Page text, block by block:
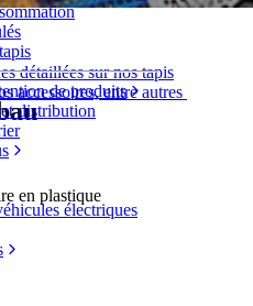
détaillées sur nos tapis
accessoires, entre autres
de produits
distribution
électriques
en plastique